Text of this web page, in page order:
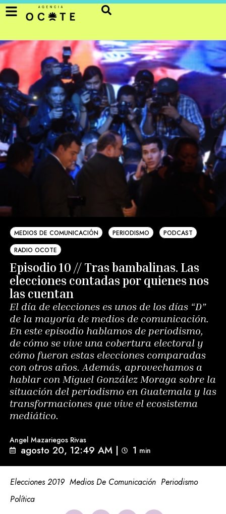
MEDIOS DE COMUNICACIÓN PERIODISMO
PODCAST
RADIO OCOTE
Episodio 10 // Tras bambalinas. Las
elecciones contadas por quienes nos
las cuentan
El día de elecciones es unos de los días “D”
de la mayoría de medios de comunicación.
En este episodio hablamos de periodismo,
de cómo se vive una cobertura electoral y
cómo fueron estas elecciones comparadas
con otros años. Además, aprovechamos a
hablar con Miguel González Moraga sobre la
situación del periodismo en Guatemala y las
transformaciones que vive el ecosistema
mediático.
Angel Mazariegos Rivas
agosto 20, 12:49 AM | 1 min
Elecciones 2019 Medios De Comunicación Periodismo
Política